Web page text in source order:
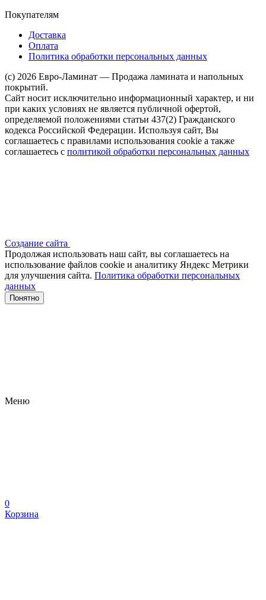
Покупателям
Доставка
Оплата
Политика обработки персональных данных
(c) 2026 Евро-Ламинат — Продажа ламината и напольных
покрытий.
Сайт носит исключительно информационный характер, и ни
при каких условиях не является публичной офертой,
определяемой положениями статьи 437(2) Гражданского
кодекса Российской Федерации. Используя сайт, Вы
соглашаетесь с правилами использования cookie а также
соглашаетесь с политикой обработки персональных данных
Создание сайта
Продолжая использовать наш сайт, вы соглашаетесь на
использование файлов сооkіе и аналитику Яндекс Метрики
для улучшения сайта. Политика обработки персональных
данных
Понятно
Меню
0
Корзина